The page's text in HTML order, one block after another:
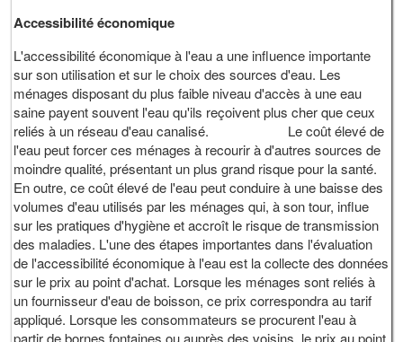
Accessibilité économique
L'accessibilité économique à l'eau a une influence importante
sur son utilisation et sur le choix des sources d'eau. Les
ménages disposant du plus faible niveau d'accès à une eau
saine payent souvent l'eau qu'ils reçoivent plus cher que ceux
reliés à un réseau d'eau canalisé. Le coût élevé de
l'eau peut forcer ces ménages à recourir à d'autres sources de
moindre qualité, présentant un plus grand risque pour la santé.
En outre, ce coût élevé de l'eau peut conduire à une baisse des
volumes d'eau utilisés par les ménages qui, à son tour, influe
sur les pratiques d'hygiène et accroît le risque de transmission
des maladies. L'une des étapes importantes dans l'évaluation
de l'accessibilité économique à l'eau est la collecte des données
sur le prix au point d'achat. Lorsque les ménages sont reliés à
un fournisseur d'eau de boisson, ce prix correspondra au tarif
appliqué. Lorsque les consommateurs se procurent l'eau à
partir de bornes fontaines ou auprès des voisins, le prix au point